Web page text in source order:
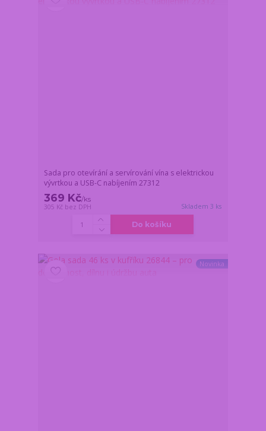
Sada pro otevírání a servírování vína s elektrickou
vývrtkou a USB-C nabíjením 27312
369 Kč/ks
305 Kč bez DPH Skladem 3 ks
Do košíku
Novinka